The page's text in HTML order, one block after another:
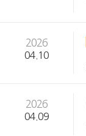
2026
04.10
2026
04.09